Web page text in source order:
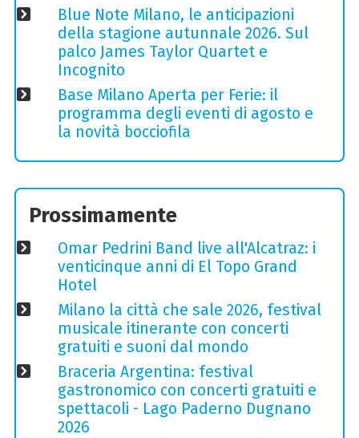
Blue Note Milano, le anticipazioni
della stagione autunnale 2026. Sul
palco James Taylor Quartet e
Incognito
Base Milano Aperta per Ferie: il
programma degli eventi di agosto e
la novità bocciofila
Prossimamente
Omar Pedrini Band live all'Alcatraz: i
venticinque anni di El Topo Grand
Hotel
Milano la città che sale 2026, festival
musicale itinerante con concerti
gratuiti e suoni dal mondo
Braceria Argentina: festival
gastronomico con concerti gratuiti e
spettacoli - Lago Paderno Dugnano
2026